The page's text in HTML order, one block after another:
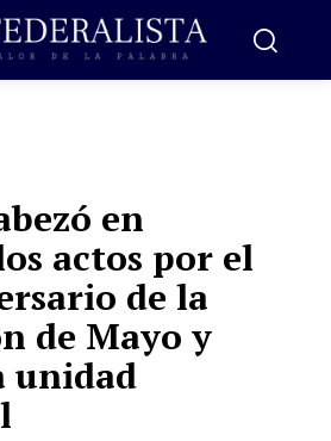
en
actos por el
de la
de Mayo y
unidad